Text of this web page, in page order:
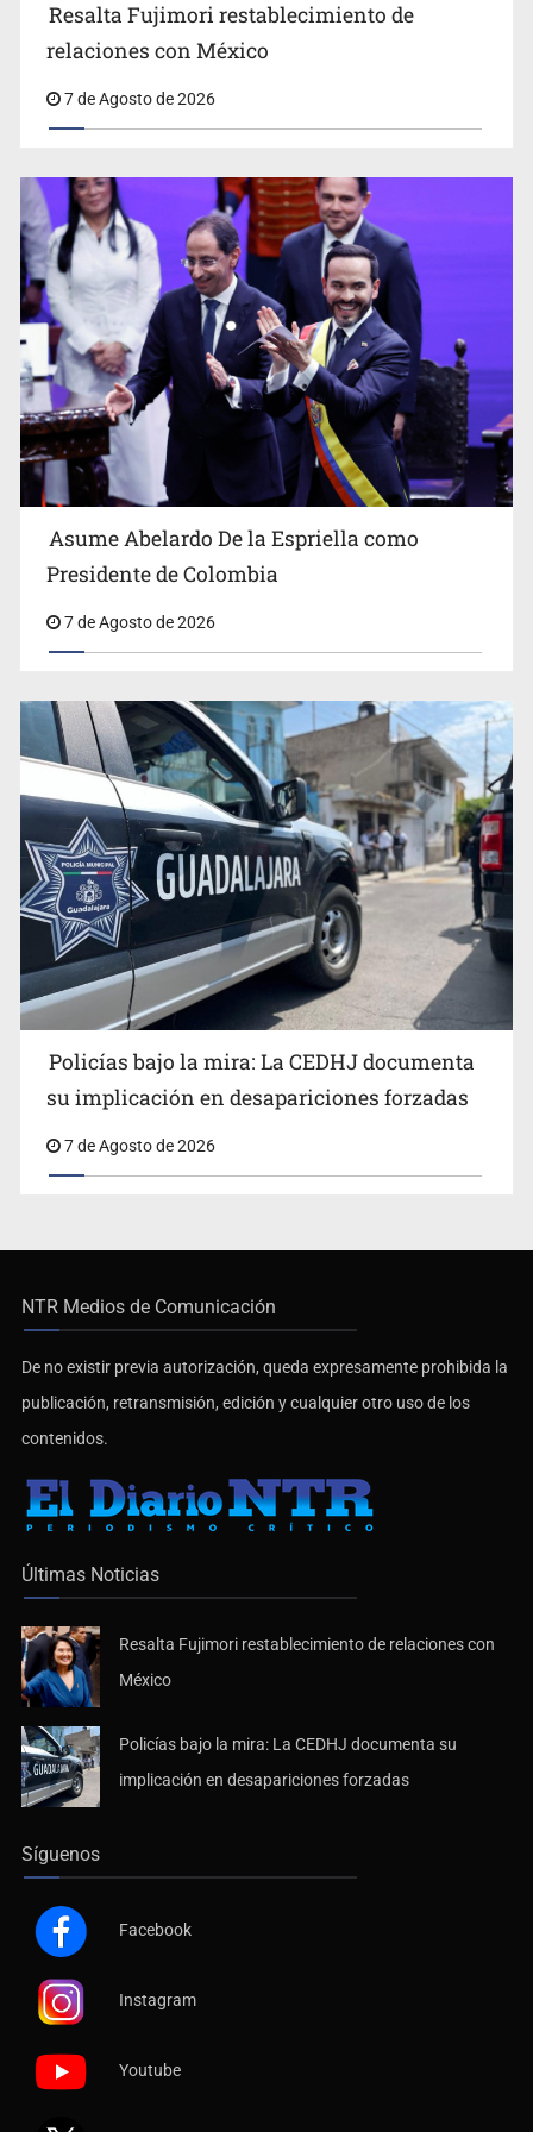
Cae en Zapopan prófugo estadounidense buscado por
Interpol
México
Resalta Fujimori restablecimiento de
relaciones con México
7 de Agosto de 2026
Asume Abelardo De la Espriella como
Presidente de Colombia
7 de Agosto de 2026
Policías bajo la mira: La CEDHJ documenta
su implicación en desapariciones forzadas
7 de Agosto de 2026
NTR Medios de Comunicación
De no existir previa autorización, queda expresamente prohibida la
publicación, retransmisión, edición y cualquier otro uso de los
contenidos.
Últimas Noticias
Resalta Fujimori restablecimiento de relaciones con
México
Policías bajo la mira: La CEDHJ documenta su
implicación en desapariciones forzadas
Síguenos
Facebook
Instagram
Youtube